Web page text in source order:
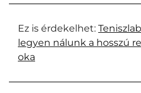
Ez is érdekelhet:
legyen nálunk a hosszú
oka